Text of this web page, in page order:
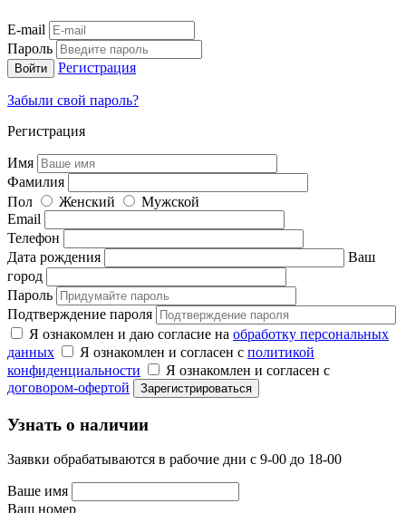
E-mail
Пароль
Регистрация
Забыли свой пароль?
Регистрация
Имя
Фамилия
Пол
Женский
Мужской
Email
Телефон
Дата рождения
Ваш
город
Пароль
Подтверждение пароля
Я ознакомлен и даю согласие на обработку персональных
данных
Я ознакомлен и согласен с политикой
конфиденциальности
Я ознакомлен и согласен с
договором-офертой
Узнать о наличии
Заявки обрабатываются в рабочие дни с 9-00 до 18-00
Ваше имя
Ваш номер